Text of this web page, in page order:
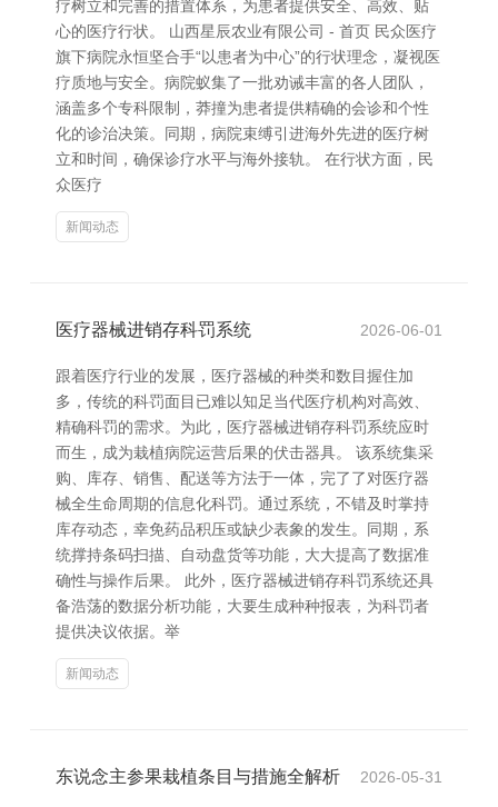
疗树立和完善的措置体系，为患者提供安全、高效、贴
心的医疗行状。 山西星辰农业有限公司 - 首页 民众医疗
旗下病院永恒坚合手“以患者为中心”的行状理念，凝视医
疗质地与安全。病院蚁集了一批劝诫丰富的各人团队，
涵盖多个专科限制，莽撞为患者提供精确的会诊和个性
化的诊治决策。同期，病院束缚引进海外先进的医疗树
立和时间，确保诊疗水平与海外接轨。 在行状方面，民
众医疗
新闻动态
医疗器械进销存科罚系统 2026-06-01
跟着医疗行业的发展，医疗器械的种类和数目握住加
多，传统的科罚面目已难以知足当代医疗机构对高效、
精确科罚的需求。为此，医疗器械进销存科罚系统应时
而生，成为栽植病院运营后果的伏击器具。 该系统集采
购、库存、销售、配送等方法于一体，完了了对医疗器
械全生命周期的信息化科罚。通过系统，不错及时掌持
库存动态，幸免药品积压或缺少表象的发生。同期，系
统撑持条码扫描、自动盘货等功能，大大提高了数据准
确性与操作后果。 此外，医疗器械进销存科罚系统还具
备浩荡的数据分析功能，大要生成种种报表，为科罚者
提供决议依据。举
新闻动态
东说念主参果栽植条目与措施全解析 2026-05-31